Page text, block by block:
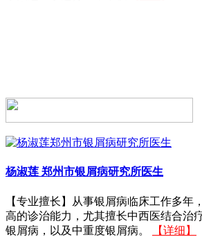
杨淑莲 郑州市银屑病研究所医生
【专业擅长】从事银屑病临床工作多年
高的诊治能力，尤其擅长中西医结合治
银屑病，以及中重度银屑病。
【详细】